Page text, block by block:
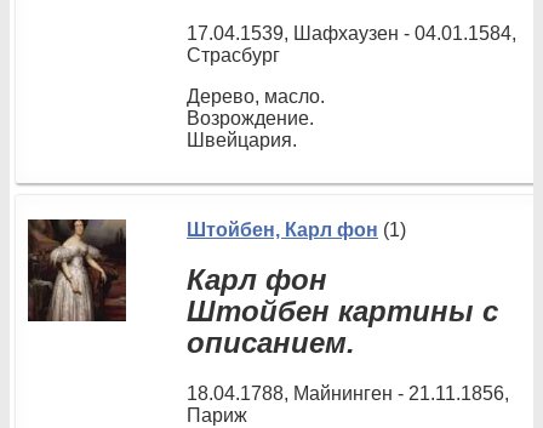
17.04.1539, Шафхаузен - 04.01.1584,
Страсбург
Дерево, масло.
Возрождение.
Швейцария.
Штойбен, Карл фон (1)
Карл фон
Штойбен картины с
описанием.
18.04.1788, Майнинген - 21.11.1856,
Париж